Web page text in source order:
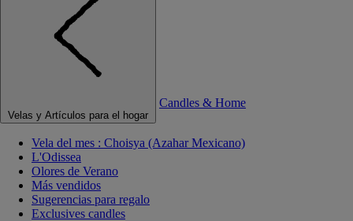
Velas y Artículos para el hogar
Candles & Home
Vela del mes : Choisya (Azahar Mexicano)
L'Odissea
Olores de Verano
Más vendidos
Sugerencias para regalo
Exclusives candles